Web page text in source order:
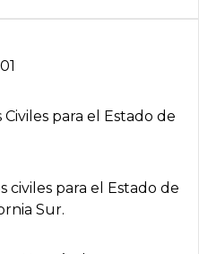
para el Estado de
civiles para el Estado de
Sur.